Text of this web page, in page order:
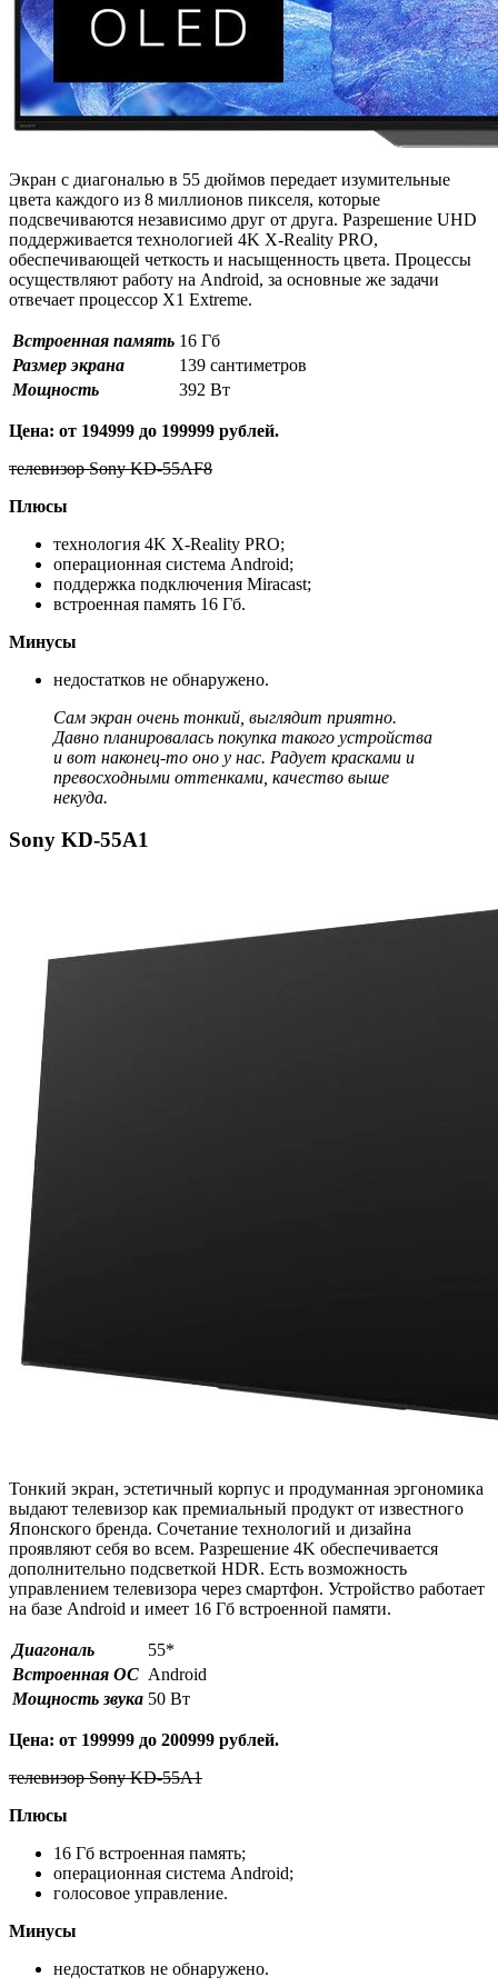
Экран с диагональю в 55 дюймов передает изумительные
цвета каждого из 8 миллионов пикселя, которые
подсвечиваются независимо друг от друга. Разрешение UHD
поддерживается технологией 4K X-Reality PRO,
обеспечивающей четкость и насыщенность цвета. Процессы
осуществляют работу на Android, за основные же задачи
отвечает процессор X1 Extreme.
Встроенная память 16 Гб
Размер экрана
139 сантиметров
Мощность
392 Вт
Цена: от 194999 до 199999 рублей.
телевизор Sony KD-55AF8
Плюсы
технология 4K X-Reality PRO;
операционная система Android;
поддержка подключения Miracast;
встроенная память 16 Гб.
Минусы
недостатков не обнаружено.
Сам экран очень тонкий, выглядит приятно.
Давно планировалась покупка такого устройства
и вот наконец-то оно у нас. Радует красками и
превосходными оттенками, качество выше
некуда.
Sony KD-55A1
Тонкий экран, эстетичный корпус и продуманная эргономика
выдают телевизор как премиальный продукт от известного
Японского бренда. Сочетание технологий и дизайна
проявляют себя во всем. Разрешение 4K обеспечивается
дополнительно подсветкой HDR. Есть возможность
управлением телевизора через смартфон. Устройство работает
на базе Android и имеет 16 Гб встроенной памяти.
Диагональ
55*
Встроенная ОС Android
Мощность звука 50 Вт
Цена: от 199999 до 200999 рублей.
телевизор Sony KD-55A1
Плюсы
16 Гб встроенная память;
операционная система Android;
голосовое управление.
Минусы
недостатков не обнаружено.